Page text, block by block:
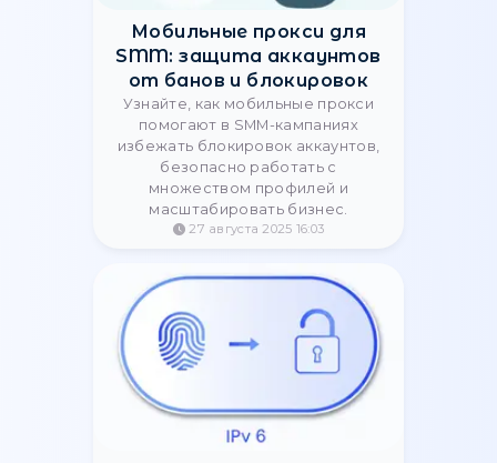
Польские резидентские vs
мобильные прокси —
сравнение и выбор
Сравнение польских резидентских
и мобильных прокси: отличия,
SEO, автоматизации, аккаунтов и
сбора данных.
12 января 2026 11:25